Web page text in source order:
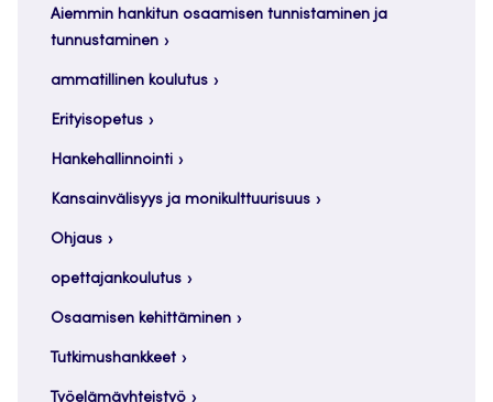
Aiemmin hankitun osaamisen tunnistaminen ja
tunnustaminen
ammatillinen koulutus
Erityisopetus
Hankehallinnointi
Kansainvälisyys ja monikulttuurisuus
Ohjaus
opettajankoulutus
Osaamisen kehittäminen
Tutkimushankkeet